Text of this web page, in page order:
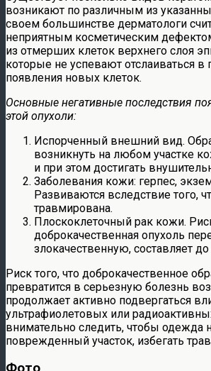
возникают по различным из
своем большинстве дерматологи
неприятным косметическим
из отмерших клеток верхнего слоя
которые не успевают отслаиваться в
появления новых клеток.
Основные негативные последствия
этой опухоли:
Испорченный внешний вид.
возникнуть на любом участке
и при этом достигать
Заболевания кожи: герпес,
Развиваются вследствие того,
травмирована.
Плоскоклеточный рак кожи.
доброкачественная опухоль
злокачественную, составляет до
Риск того, что доброкачественное
превратится в серьезную болезнь
продолжает активно подвергаться
ультрафиолетовых или
внимательно следить, чтобы одежда
поврежденный участок, избегать